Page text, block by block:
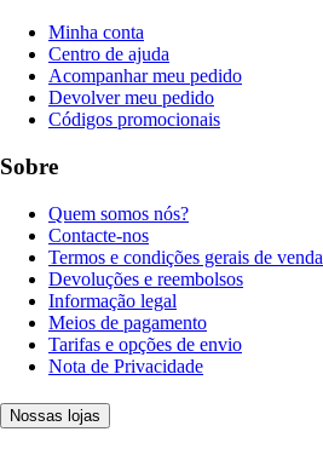
Minha conta
Centro de ajuda
Acompanhar meu pedido
Devolver meu pedido
Códigos promocionais
Sobre
Quem somos nós?
Contacte-nos
Termos e condições gerais de venda
Devoluções e reembolsos
Informação legal
Meios de pagamento
Tarifas e opções de envio
Nota de Privacidade
Nossas lojas